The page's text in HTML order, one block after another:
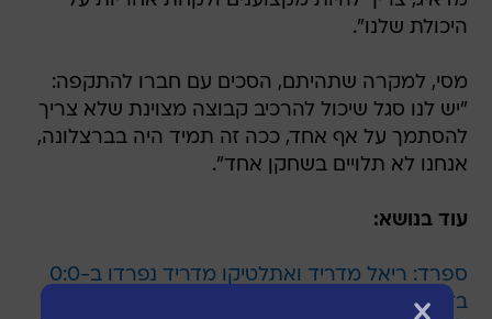
היכולת שלנו".
מסי, למקרה שתהיתם, הסכים עם חברו להתקפה:
"יש לנו סגל שיכול להרכיב קבוצה מצוינת שלא צריך
להסתמך על אף אחד, ככה זה תמיד היה בברצלונה,
אנחנו לא תלויים בשחקן אחד".
עוד בנושא:
ספרד: ריאל מדריד ואתלטיקו מדריד נפרדו ב-0:0
בדרבי